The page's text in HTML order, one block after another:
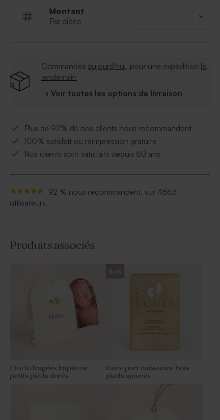
Montant
Par pièce
Commandez aujourd'hui, pour une expédition le
lendemain
› Voir toutes les options de livraison
Plus de 92% de nos clients nous recommandent
100% satisfait ou réimpression gratuite
Nos clients sont satisfaits depuis 60 ans
92 % nous recommandent, sur 4863
utilisateurs.
Produits associés
Etui à dragées baptême
petits pieds dorés
Bois
Faire part naissance bois
pieds ajourés